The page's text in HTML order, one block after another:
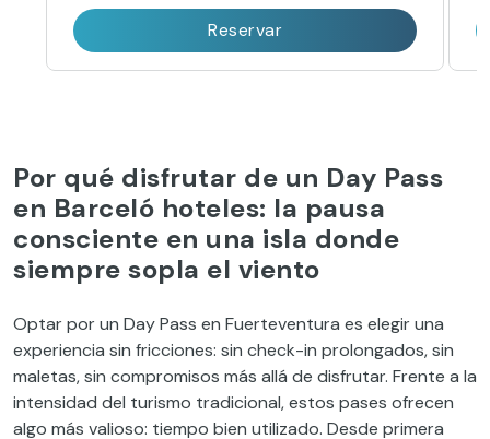
Reservar
Por qué disfrutar de un Day Pass
en Barceló hoteles: la pausa
consciente en una isla donde
siempre sopla el viento
Optar por un Day Pass en Fuerteventura es elegir una
experiencia sin fricciones: sin check-in prolongados, sin
maletas, sin compromisos más allá de disfrutar. Frente a la
intensidad del turismo tradicional, estos pases ofrecen
algo más valioso: tiempo bien utilizado. Desde primera